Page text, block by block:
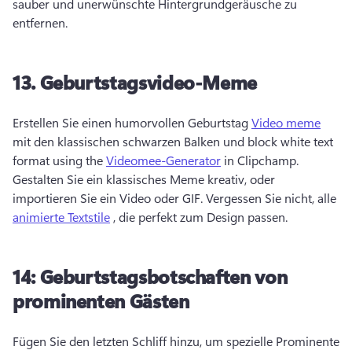
sauber und unerwünschte Hintergrundgeräusche zu
entfernen.
13.Geburtstagsvideo-Meme
Erstellen Sie einen humorvollen Geburtstag Video meme
mit den klassischen schwarzen Balken und block white text
format using the Videomee-Generator
Gestalten Sie ein klassisches Meme kreativ, oder
importieren Sie ein Video oder GIF. Vergessen Sie nicht, alle
animierte Textstile , die perfekt zum Design passen.
14:Geburtstagsbotschaften von
prominenten Gästen
Fügen Sie den letzten Schliff hinzu, um spezielle Prominente